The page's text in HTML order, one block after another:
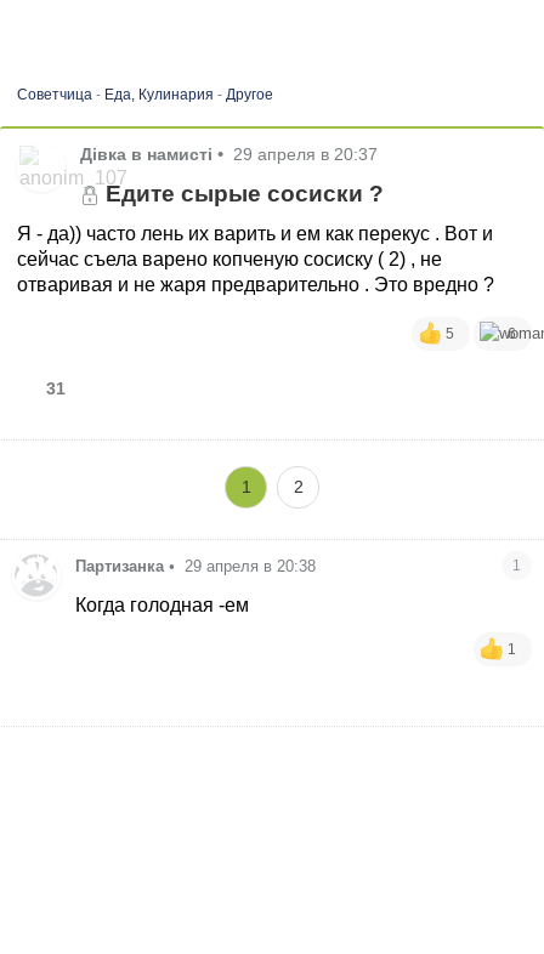
Советчица- Еда, Кулинария - Другое
Дівка в намисті • 29 апреля в 20:37
Едите сырые сосиски ?
Я - да)) часто лень их варить и ем как перекус . Вот и
сейчас съела варено копченую сосиску ( 2) , не
отваривая и не жаря предварительно . Это вредно ?
5 6
31
1 2
Партизанка • 29 апреля в 20:38 1
Когда голодная -ем
1